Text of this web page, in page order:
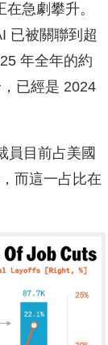
急劇攀升。
已被關聯到超
年全年的約
已經是 2024
員目前占美國
而這一占比在